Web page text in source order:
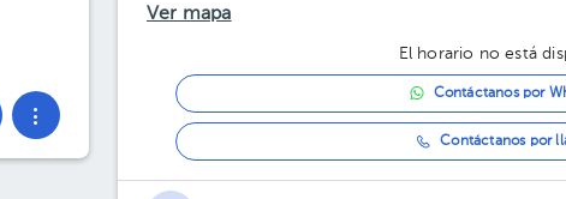
Ver mapa
El horario no está
Contáctanos por
Contáctanos por